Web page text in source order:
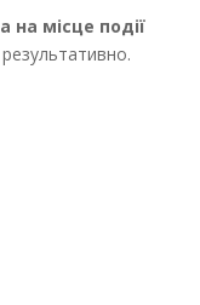
місце події